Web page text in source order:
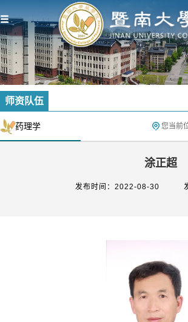
师资队伍
药理学 您当前
涂正超
发布时间：2022-08-30